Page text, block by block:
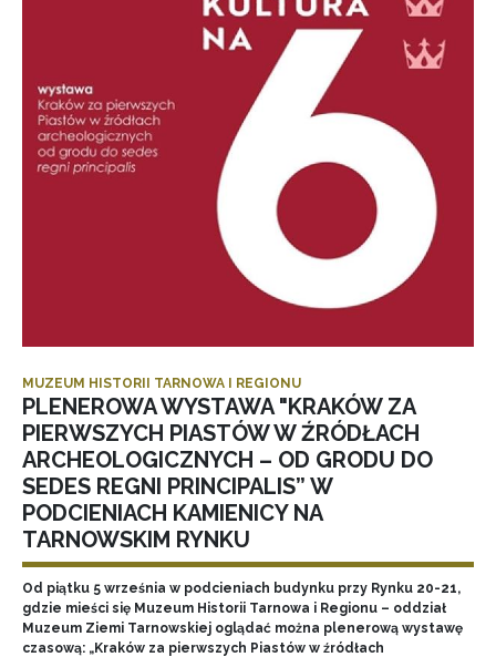
MUZEUM HISTORII TARNOWA I REGIONU
PLENEROWA WYSTAWA "KRAKÓW ZA
PIERWSZYCH PIASTÓW W ŹRÓDŁACH
ARCHEOLOGICZNYCH – OD GRODU DO
SEDES REGNI PRINCIPALIS” W
PODCIENIACH KAMIENICY NA
TARNOWSKIM RYNKU
Od piątku 5 września w podcieniach budynku przy Rynku 20-21,
gdzie mieści się Muzeum Historii Tarnowa i Regionu – oddział
Muzeum Ziemi Tarnowskiej oglądać można plenerową wystawę
czasową: „Kraków za pierwszych Piastów w źródłach